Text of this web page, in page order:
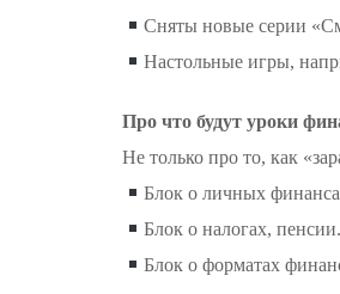
Сняты новые серии
Настольные игры,
Про что будут уроки
Не только про то, как
Блок о личных
Блок о налогах, пенсии.
Блок о форматах